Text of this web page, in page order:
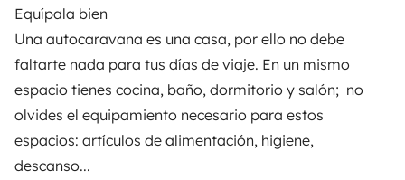
Equípala bien
Una autocaravana es una casa, por ello no debe
faltarte nada para tus días de viaje. En un mismo
espacio tienes cocina, baño, dormitorio y salón; no
olvides el equipamiento necesario para estos
espacios: artículos de alimentación, higiene,
descanso...